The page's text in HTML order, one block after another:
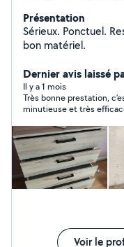
Présentation
Sérieux. Ponctuel.
bon matériel.
Dernier avis laissé
Il y a 1 mois
Très bonne prestation,
minutieuse et très efficace Merci beaucoup pour le
Voir le